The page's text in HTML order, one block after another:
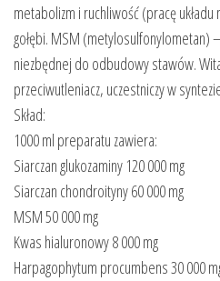
metabolizm i ruchliwość (pracę
gołębi. MSM (metylosulfonylometan)
niezbędnej do odbudowy stawów.
przeciwutleniacz, uczestniczy w
Skład:
1000 ml preparatu zawiera:
Siarczan glukozaminy 120 000 mg
Siarczan chondroityny 60 000 mg
MSM 50 000 mg
Kwas hialuronowy 8 000 mg
Harpagophytum procumbens 30 000